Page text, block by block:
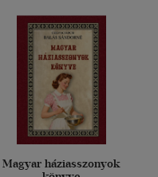
Magyar háziasszonyok